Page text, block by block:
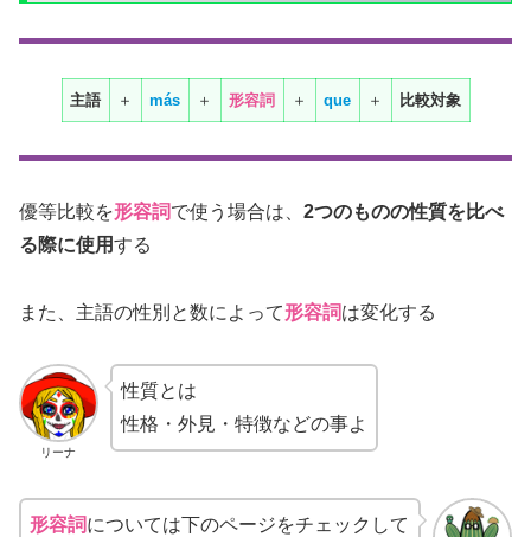
主語 ＋ más ＋ 形容詞 ＋ que ＋ 比較対象
優等比較を形容詞で使う場合は、 2つのものの性質を比べ
る際に使用する
また、主語の性別と数によって形容詞は変化する
リーナ
性質とは
性格・外見・特徴などの事よ
形容詞については下のページをチェックして